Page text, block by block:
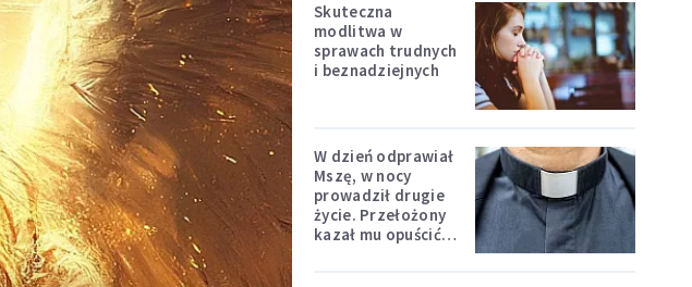
Skuteczna
modlitwa w
sprawach trudnych
i beznadziejnych
W dzień odprawiał
Mszę, w nocy
prowadził drugie
życie. Przełożony
kazał mu opuścić